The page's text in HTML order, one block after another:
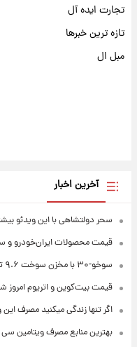
تجارت ایده آل
تازه ترین خبرها
مبل ال
آخرین اخبار
سحر دولتشاهی با این ویدئو
قیمت محصولات ایران‌خودرو و سایپا امروز
سوخو-۳۰ با مخزن سوخت ۹.۶ تنی؛ جنگنده‌ای با بُرد خیره‌کننده ۳۰۰۰ کیلومتر
قیمت بیت‌کوین و اتریوم امروز شنبه ۱۷
اگر تنها زندگی میکنید مصرف
بهترین منابع مصرف ویتامین سی